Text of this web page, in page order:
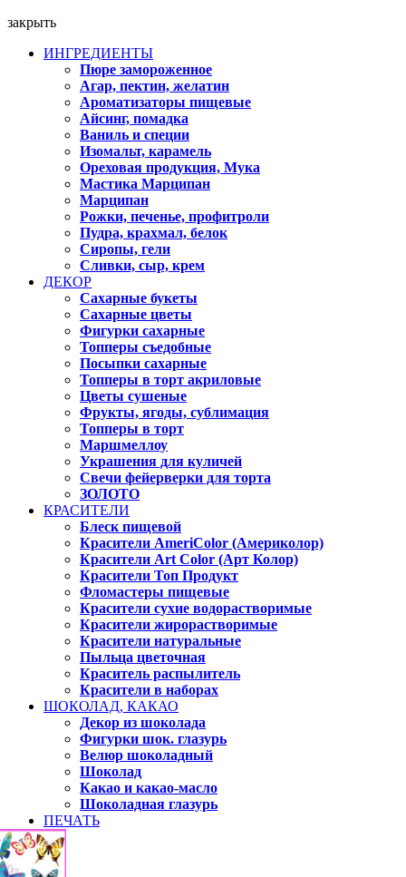
закрыть
ИНГРЕДИЕНТЫ
Пюре замороженное
Агар, пектин, желатин
Ароматизаторы пищевые
Айсинг, помадка
Ваниль и специи
Изомальт, карамель
Ореховая продукция, Мука
Мастика Марципан
Марципан
Рожки, печенье, профитроли
Пудра, крахмал, белок
Сиропы, гели
Сливки, сыр, крем
ДЕКОР
Сахарные букеты
Сахарные цветы
Фигурки сахарные
Топперы съедобные
Посыпки сахарные
Топперы в торт акриловые
Цветы сушеные
Фрукты, ягоды, сублимация
Топперы в торт
Маршмеллоу
Украшения для куличей
Свечи фейерверки для торта
ЗОЛОТО
КРАСИТЕЛИ
Блеск пищевой
Красители AmeriColor (Америколор)
Красители Art Color (Арт Колор)
Красители Топ Продукт
Фломастеры пищевые
Красители сухие водорастворимые
Красители жирорастворимые
Красители натуральные
Пыльца цветочная
Краситель распылитель
Красители в наборах
ШОКОЛАД, КАКАО
Декор из шоколада
Фигурки шок. глазурь
Велюр шоколадный
Шоколад
Какао и какао-масло
Шоколадная глазурь
ПЕЧАТЬ